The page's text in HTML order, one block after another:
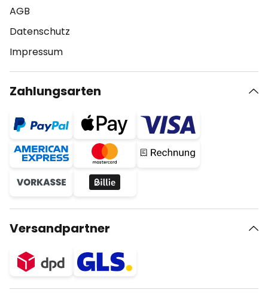
AGB
Datenschutz
Impressum
Zahlungsarten
Versandpartner